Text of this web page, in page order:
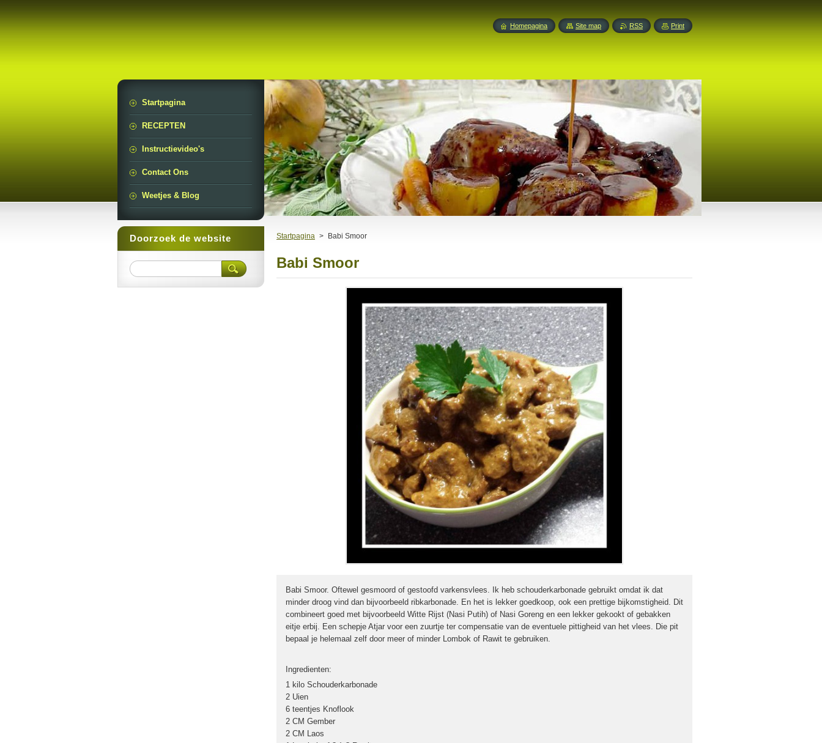
Startpagina > Babi Smoor
Babi Smoor
Babi Smoor. Oftewel gesmoord of gestoofd varkensvlees. Ik heb schouderkarbonade gebruikt omdat ik dat
minder droog vind dan bijvoorbeeld ribkarbonade. En het is lekker goedkoop, ook een prettige bijkomstigheid. Dit
combineert goed met bijvoorbeeld Witte Rijst (Nasi Putih) of Nasi Goreng en een lekker gekookt of gebakken
eitje erbij. Een schepje Atjar voor een zuurtje ter compensatie van de eventuele pittigheid van het vlees. Die pit
bepaal je helemaal zelf door meer of minder Lombok of Rawit te gebruiken.
Ingredienten:
1 kilo Schouderkarbonade
2 Uien
6 teentjes Knoflook
2 CM Gember
2 CM Laos
Startpagina
RECEPTEN
Instructievideo's
Contact Ons
Weetjes & Blog
Doorzoek de website
Homepagina Site map RSS Print